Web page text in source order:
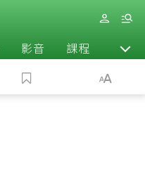
影音 課程 退休